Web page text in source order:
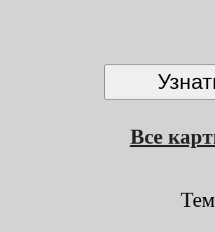
Все